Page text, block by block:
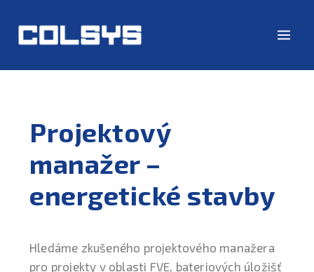
Projektový
manažer –
energetické stavby
Hledáme zkušeného projektového manažera
pro projekty v oblasti FVE, bateriových úložišť